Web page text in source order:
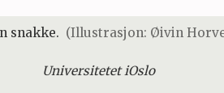
snakke. (Illustrasjon: Øivin
Universitetet iOslo